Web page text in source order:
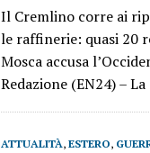
Il Cremlino corre ai
le raffinerie: quasi 20
Mosca accusa
Redazione (EN24) –
ATTUALITÀ, ESTERO,